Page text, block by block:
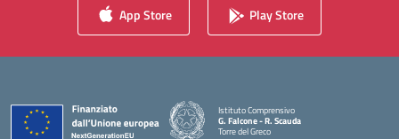
App Store Play Store
Istituto Comprensivo
G. Falcone - R. Scauda
Torre del Greco